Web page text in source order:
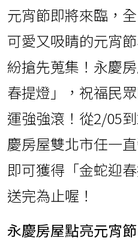
元宵節即將來臨，
可愛又吸睛的元宵
紛搶先蒐集！永慶
春提燈」，祝福民
運強強滾！從2/05
慶房屋雙北市任一
即可獲得「金蛇迎
送完為止喔！
永慶房屋點亮元宵